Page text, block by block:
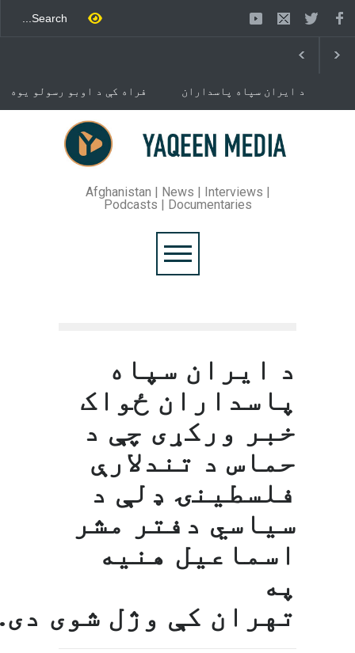
فراه کې د اوبو رسولو یوه
د ایران سپاه پاسداران
د تندلارې فلسطينۍ ډلې د
هنيه په
تهران کې وژل شوی دی.
خوست کې د غلام خان لار
بیرته خلاصه شوه
Afghanistan | News | Interviews |
Podcasts | Documentaries
د ایران سپاه
پاسداران ځواک
خبر ورکړی چې د
حماس د تندلارې
فلسطينۍ ډلې د
سیاسي دفتر مشر
اسماعیل هنيه
په
تهران کې وژل شوی دی.